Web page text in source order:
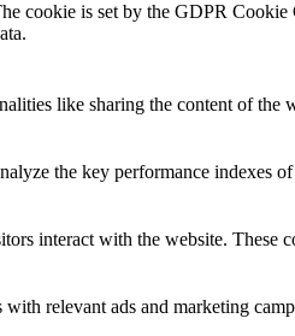
cookie is set by the GDPR Cookie
like sharing the content of the
the key performance
interact with the website.
relevant ads and marketing